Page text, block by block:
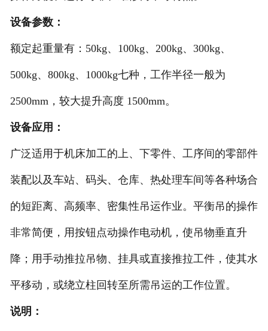
设备参数：
额定起重量有：50kg、100kg、200kg、300kg、
500kg、800kg、1000kg七种，工作半径一般为
2500mm，较大提升高度 1500mm。
设备应用：
广泛适用于机床加工的上、下零件、工序间的零部件
装配以及车站、码头、仓库、热处理车间等各种场合
的短距离、高频率、密集性吊运作业。平衡吊的操作
非常简便，用按钮点动操作电动机，使吊物垂直升
降；用手动推拉吊物、挂具或直接推拉工件，使其水
平移动，或绕立柱回转至所需吊运的工作位置。
说明：